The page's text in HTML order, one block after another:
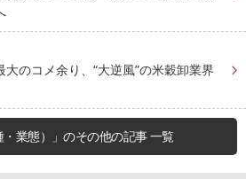
のコメ余り、“大逆風”の米穀卸業界
・業態）」のその他の記事 一覧